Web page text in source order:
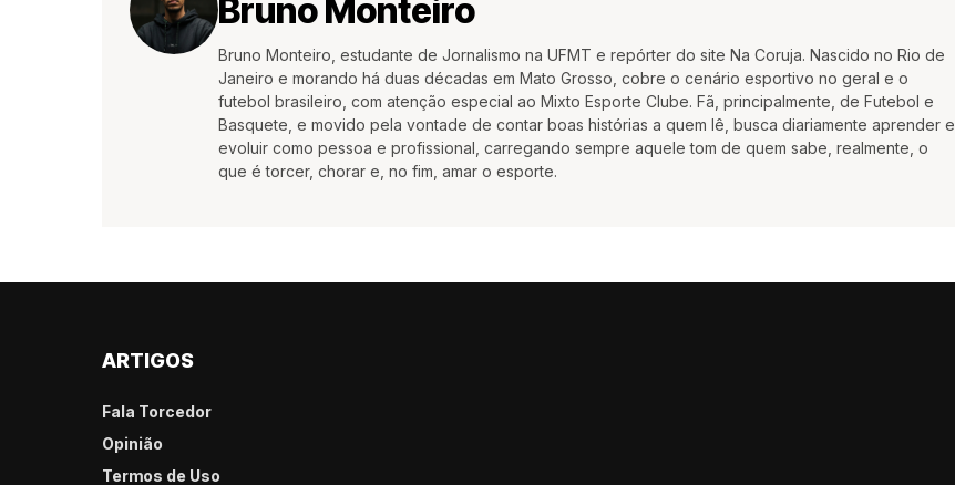
Bruno Monteiro
Bruno Monteiro, estudante de Jornalismo na UFMT e repórter do site Na Coruja. Nascido no Rio de
Janeiro e morando há duas décadas em Mato Grosso, cobre o cenário esportivo no geral e o
futebol brasileiro, com atenção especial ao Mixto Esporte Clube. Fã, principalmente, de Futebol e
Basquete, e movido pela vontade de contar boas histórias a quem lê, busca diariamente aprender e
evoluir como pessoa e profissional, carregando sempre aquele tom de quem sabe, realmente, o
que é torcer, chorar e, no fim, amar o esporte.
ARTIGOS
Fala Torcedor
Opinião
Termos de Uso